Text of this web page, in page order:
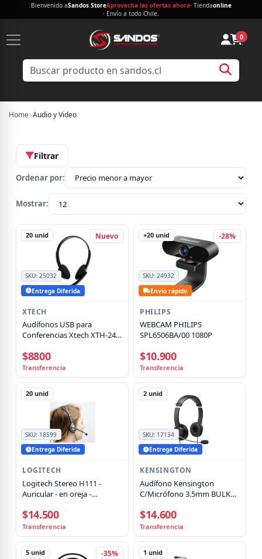
Bienvenido aSandos StoreAprovecha las ofertas ahora· Tiendaonline
· Envío a todo Chile.
0
Home›Audio y Video
Filtrar
Ordenar por:
Mostrar:
Entrega Diferida
Nuevo
SKU:25032
20 unid
XTECH
Audífonos USB para
Conferencias Xtech XTH-241,
Integrado, Conexión USB,
Negro
$8800
Transferencia
Envío rápido
-28%
SKU:24932
+20 unid
PHILIPS
WEBCAM PHILIPS
SPL6506BA/00 1080P
$10.900
Transferencia
Entrega Diferida
SKU: 18599
20 unid
LOGITECH
Logitech Stereo H111 -
Auricular - en oreja -
$14.500
Transferencia
Entrega Diferida
SKU: 17134
2 unid
KENSINGTON
Audífono Kensington
C/Micrófono 3.5mm BULK
$14.600
Transferencia
-35%
5 unid 1 unid